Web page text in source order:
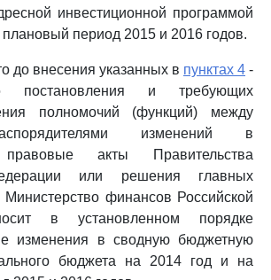
инвестиционной программой
плановый период 2015 и 2016 годов.
до внесения указанных в пунктах 4 -
постановления и требующих
полномочий (функций) между
изменений в
акты Правительства
или решения главных
Министерство финансов Российской
в установленном порядке
изменения в сводную бюджетную
бюджета на 2014 год и на